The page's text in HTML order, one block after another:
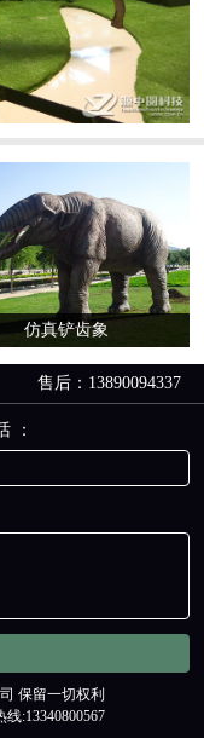
仿真铲齿象
售后：13890094337
：
保留一切权利
线:13340800567